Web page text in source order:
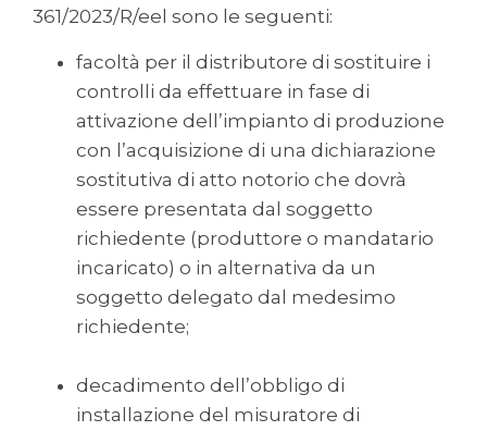
361/2023/R/eel sono le seguenti:
facoltà per il distributore di sostituire i
controlli da effettuare in fase di
attivazione dell’impianto di produzione
con l’acquisizione di una dichiarazione
sostitutiva di atto notorio che dovrà
essere presentata dal soggetto
richiedente (produttore o mandatario
incaricato) o in alternativa da un
soggetto delegato dal medesimo
richiedente;
decadimento dell’obbligo di
installazione del misuratore di